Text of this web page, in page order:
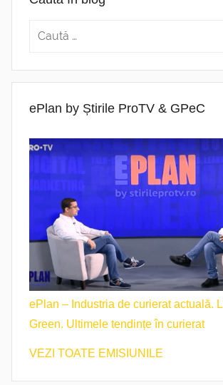
ePlan by Știrile ProTV & GPeC
ePlan – Industria de curierat actuală.
Green. Ultimele tendințe în curierat
VEZI TOATE EMISIUNILE